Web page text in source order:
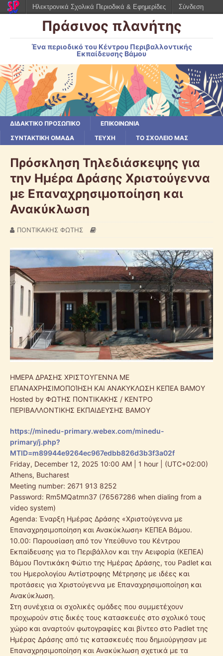
Πράσινος πλανήτης
Ένα περιοδικό του Κέντρου Περιβαλλοντικής
Εκπαίδευσης Βάμου
ΔΙΔΑΚΤΙΚΟ ΠΡΟΣΩΠΙΚΟ
ΕΠΙΚΟΙΝΩΝΙΑ
ΣΥΝΤΑΚΤΙΚΗ ΟΜΑΔΑ
ΤΕΥΧΗ ΤΟ ΣΧΟΛΕΙΟ ΜΑΣ
Πρόσκληση Τηλεδιάσκεψης για
την Ημέρα Δράσης Χριστούγεννα
με Επαναχρησιμοποίηση και
Ανακύκλωση
ΠΟΝΤΙΚΑΚΗΣ ΦΩΤΗΣ
ΗΜΕΡΑ ΔΡΑΣΗΣ ΧΡΙΣΤΟΥΓΕΝΝΑ ΜΕ
ΕΠΑΝΑΧΡΗΣΙΜΟΠΟΊΗΣΗ ΚΑΙ ΑΝΑΚΥΚΛΩΣΗ ΚΕΠΕΑ ΒΑΜΟΥ
Hosted by ΦΩΤΗΣ ΠΟΝΤΙΚΑΚΗΣ / ΚΕΝΤΡΟ
ΠΕΡΙΒΑΛΛΟΝΤΙΚΗΣ ΕΚΠΑΙΔΕΥΣΗΣ ΒΑΜΟΥ
https://minedu-primary.webex.com/minedu-
primary/j.php?
MTID=m89944e9264ec967edbb826d3b3f3a02f
Friday, December 12, 2025 10:00 AM | 1 hour | (UTC+02:00)
Athens, Bucharest
Meeting number: 2671 913 8252
Password: Rm5MQatmn37 (76567286 when dialing from a
video system)
Agenda: Έναρξη Ημέρας Δράσης «Χριστούγεννα με
Επαναχρησιμοποίηση και Ανακύκλωση» ΚΕΠΕΑ Βάμου.
10.00: Παρουσίαση από τον Υπεύθυνο του Κέντρου
Εκπαίδευσης για το Περιβάλλον και την Αειφορία (ΚΕΠΕΑ)
Βάμου Ποντικάκη Φώτιο της Ημέρας Δράσης, του Padlet και
του Ημερολογίου Αντίστροφης Μέτρησης με ιδέες και
προτάσεις για Χριστούγεννα με Επαναχρησιμοποίηση και
Ανακύκλωση.
Στη συνέχεια οι σχολικές ομάδες που συμμετέχουν
προχωρούν στις δικές τους κατασκευές στο σχολικό τους
χώρο και αναρτούν φωτογραφίες και βίντεο στο Padlet της
Ημέρας Δράσης από τις κατασκευές που δημιούργησαν με
Επαναχρησιμοποίηση και Ανακύκλωση σχετικά με τα
Ηλεκτρονικά Σχολικά Περιοδικά & Εφημερίδες Σύνδεση